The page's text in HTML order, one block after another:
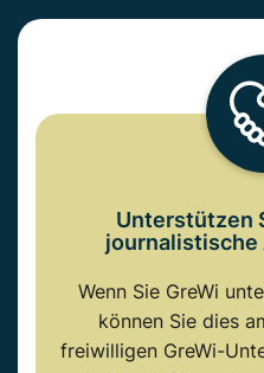
Unterstützen
journalistische
Wenn Sie GreWi
können Sie dies
freiwilligen GreWi-